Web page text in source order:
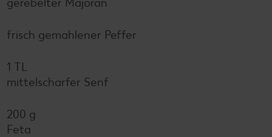
frisch gemahlener Peffer
1 TL
mittelscharfer Senf
200 g
Feta